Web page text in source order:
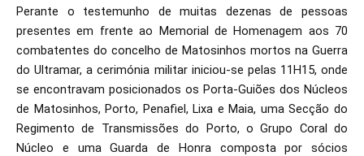
Perante o testemunho de muitas dezenas de pessoas
presentes em frente ao Memorial de Homenagem aos 70
combatentes do concelho de Matosinhos mortos na Guerra
do Ultramar, a cerimónia militar iniciou-se pelas 11H15, onde
se encontravam posicionados os Porta-Guiões dos Núcleos
de Matosinhos, Porto, Penafiel, Lixa e Maia, uma Secção do
Regimento de Transmissões do Porto, o Grupo Coral do
Núcleo e uma Guarda de Honra composta por sócios